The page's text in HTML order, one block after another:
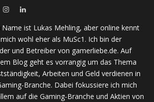
InstagramLinkedIn
Name ist Lukas Mehling, aber online kennt
wohl eher als MuSc1. Ich bin der
und Betreiber von gamerliebe.de. Auf
Blog geht es vorrangig um das Thema
Arbeiten und Geld verdienen in
Branche. Dabei fokussiere ich mich
auf die Gaming-Branche und Aktien von